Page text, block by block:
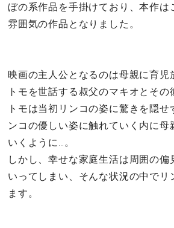
ぼの系作品を手掛けており、本作は
雰囲気の作品となりました。
映画の主人公となるのは母親に育児
トモを世話する叔父のマキオとその
トモは当初リンコの姿に驚きを隠せ
ンコの優しい姿に触れていく内に母
いくように…。
しかし、幸せな家庭生活は周囲の偏
いってしまい、そんな状況の中でリ
ます。